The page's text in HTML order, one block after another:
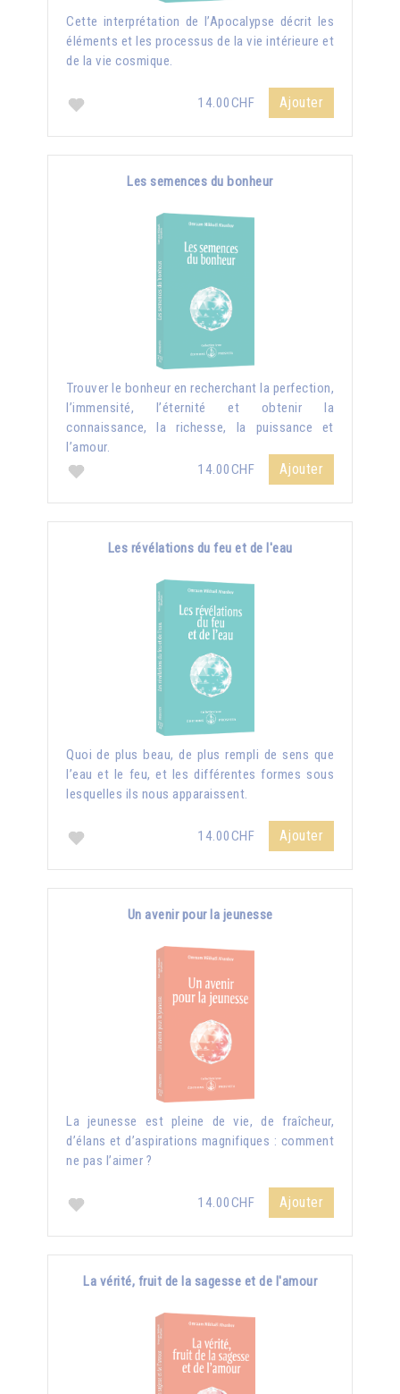
Cette interprétation de l’Apocalypse décrit les
éléments et les processus de la vie intérieure et
de la vie cosmique.
14.00CHF Ajouter
Les semences du bonheur
Trouver le bonheur en recherchant la perfection,
l’immensité, l’éternité et obtenir la
connaissance, la richesse, la puissance et
l’amour.
14.00CHF
Ajouter
Les révélations du feu et de l'eau
Quoi de plus beau, de plus rempli de sens que
l’eau et le feu, et les différentes formes sous
lesquelles ils nous apparaissent.
14.00CHF Ajouter
Un avenir pour la jeunesse
La jeunesse est pleine de vie, de fraîcheur,
d’élans et d’aspirations magnifiques : comment
ne pas l’aimer ?
14.00CHF Ajouter
La vérité, fruit de la sagesse et de l'amour